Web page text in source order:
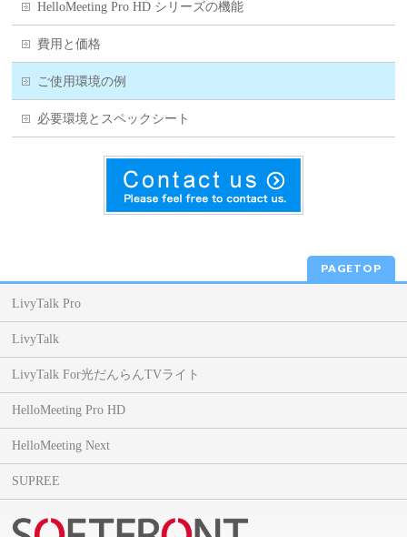
HelloMeeting Pro HD シリーズの機能
費用と価格
ご使用環境の例
必要環境とスペックシート
PAGETOP
LivyTalk Pro
LivyTalk
LivyTalk For光だんらんTVライト
HelloMeeting Pro HD
HelloMeeting Next
SUPREE